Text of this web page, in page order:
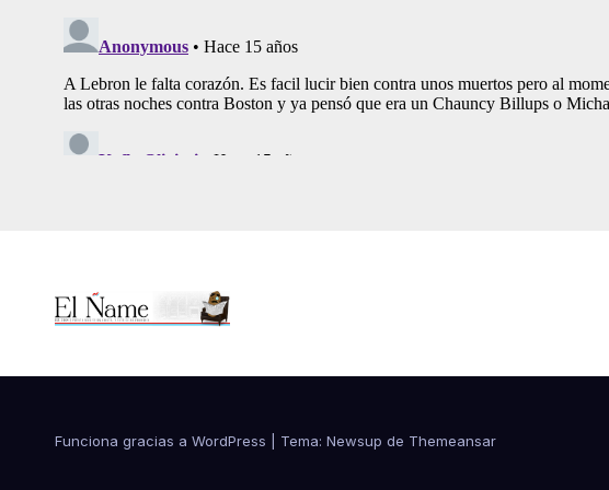
Funciona gracias a WordPress Tema: Newsup de Themeansar